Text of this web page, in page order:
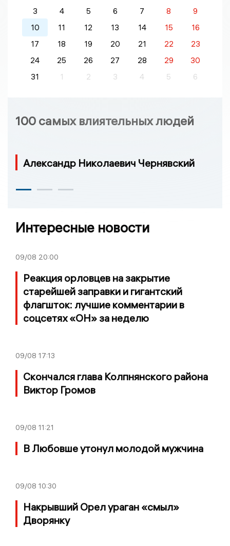
3
4 5 6 7 8
9
10
11 12 13 14 15
16
17
18 19 20 21 22
23
24
25 26 27 28 29
30
31
1 2 3 4 5 6
100 самых влиятельных людей
Александр Николаевич Чернявский
Интересные новости
09/08 20:00
Реакция орловцев на закрытие
старейшей заправки и гигантский
флагшток: лучшие комментарии в
соцсетях «ОН» за неделю
09/08 17:13
Скончался глава Колпнянского района
Виктор Громов
09/08 11:21
В Любовше утонул молодой мужчина
09/08 10:30
Накрывший Орел ураган «смыл»
Дворянку